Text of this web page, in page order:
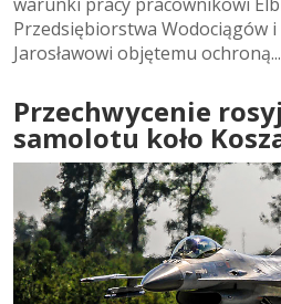
Przedsiębiorstwa Wodociągów
Jarosławowi objętemu ochroną...
Przechwycenie
samolotu koło